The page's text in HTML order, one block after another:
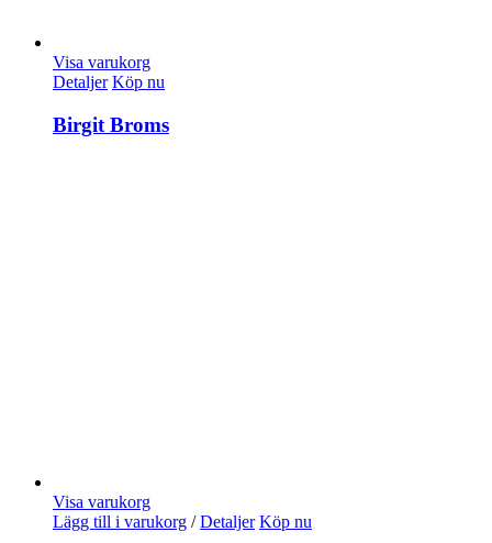
Visa varukorg
Detaljer Köp nu
Birgit Broms
Visa varukorg
Lägg till i varukorg / Detaljer Köp nu